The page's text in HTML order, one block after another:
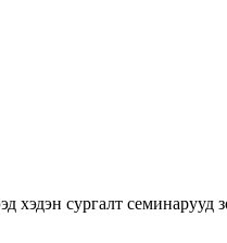
сургалт